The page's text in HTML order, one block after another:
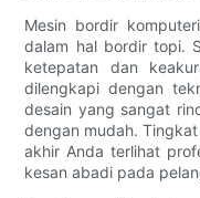
Mesin bordir
dalam hal bordir topi.
ketepatan dan
dilengkapi dengan
desain yang sangat
dengan mudah.
akhir Anda terlihat
kesan abadi pada